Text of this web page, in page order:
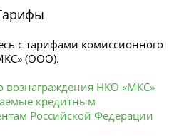
с тарифами комиссионного
(ООО).
НКО «МКС»
кредитным
Российской Федерации